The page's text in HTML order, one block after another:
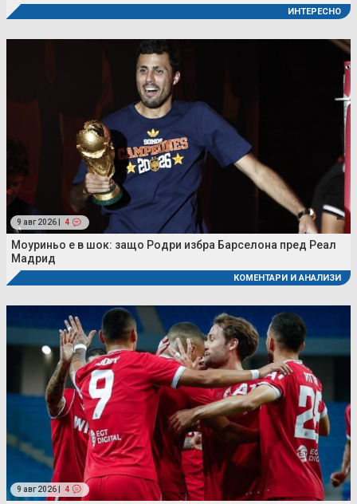
ИНТЕРЕСНО
9 авг 2026 | 4
Моуриньо е в шок: защо Родри избра Барселона пред Реал
Мадрид
КОМЕНТАРИ И АНАЛИЗИ
9 авг 2026 | 4